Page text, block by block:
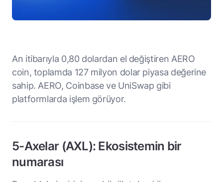
An itibarıyla 0,80 dolardan el değiştiren AERO
coin, toplamda 127 milyon dolar piyasa değerine
sahip. AERO, Coinbase ve UniSwap gibi
platformlarda işlem görüyor.
5-Axelar (AXL): Ekosistemin bir
numarası